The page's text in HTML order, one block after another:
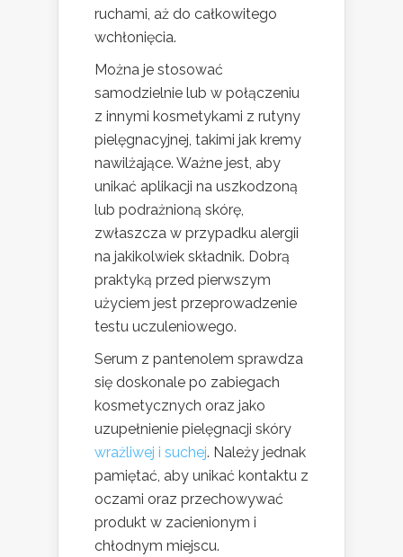
ruchami, aż do całkowitego
wchłonięcia.
Można je stosować
samodzielnie lub w połączeniu
z innymi kosmetykami z rutyny
pielęgnacyjnej, takimi jak kremy
nawilżające. Ważne jest, aby
unikać aplikacji na uszkodzoną
lub podrażnioną skórę,
zwłaszcza w przypadku alergii
na jakikolwiek składnik. Dobrą
praktyką przed pierwszym
użyciem jest przeprowadzenie
testu uczuleniowego.
Serum z pantenolem sprawdza
się doskonale po zabiegach
kosmetycznych oraz jako
uzupełnienie pielęgnacji skóry
wrażliwej i suchej. Należy jednak
pamiętać, aby unikać kontaktu z
oczami oraz przechowywać
produkt w zacienionym i
chłodnym miejscu.